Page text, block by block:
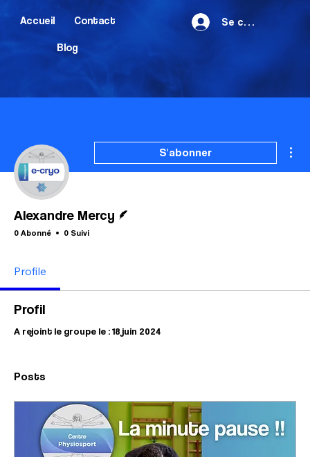
Se connecter
Accueil Contact
Blog
S'abonner
Alexandre Mercy
0 Abonné 0 Suivi
Profile
Profil
A rejoint le groupe le : 18 juin 2024
Posts